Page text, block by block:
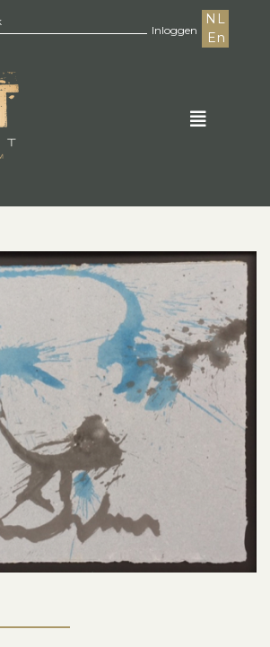
Inloggen
NL
En